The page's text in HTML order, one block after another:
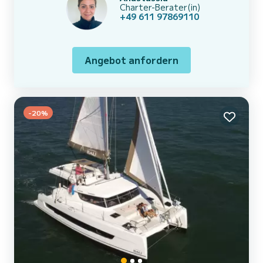
Charter-Berater(in)
+49 611 97869110
Angebot anfordern
-20%